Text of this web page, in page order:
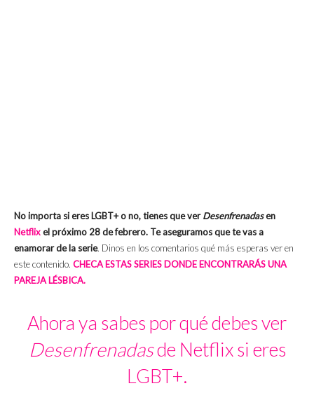
No importa si eres LGBT+ o no, tienes que verDesenfrenadasen
Netflixel próximo 28 de febrero. Te aseguramos que te vas a
enamorar de la serie. Dinos en los comentarios qué más esperas ver en
este contenido. CHECA ESTAS SERIES DONDE ENCONTRARÁS UNA
PAREJA LÉSBICA.
Ahora ya sabes por qué debes ver
Desenfrenadasde Netflix si eres
LGBT+.